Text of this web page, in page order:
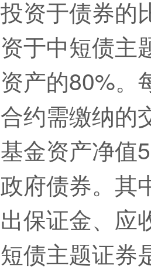
投资于债券的
资于中短债主
资产的80%。
合约需缴纳的
基金资产净值
政府债券。其
出保证金、应
短债主题证券